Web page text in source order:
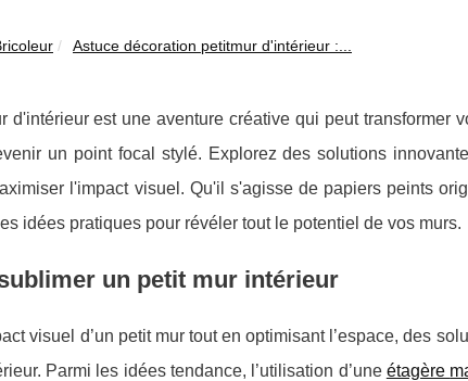
Astuce décoration petitmur d'intérieur :...
d'intérieur est une aventure créative qui peut transformer
un point focal stylé. Explorez des solutions
l'impact visuel. Qu'il s'agisse de papiers peints
idées pratiques pour révéler tout le potentiel de vos murs.
un petit mur intérieur
visuel d’un petit mur tout en optimisant l’espace, des
Parmi les idées tendance, l’utilisation d’une étagère